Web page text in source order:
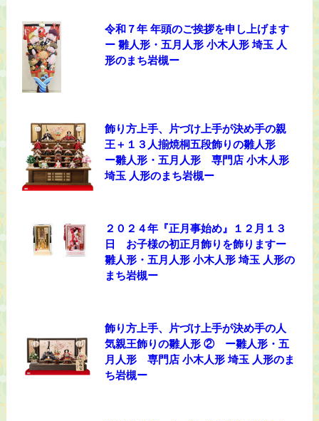
令和７年 年頭のご挨拶を申し上げます
ー 雛人形・五月人形 小木人形 埼玉 人
形のまち岩槻ー
飾り方上手、片づけ上手が決め手の親
王＋１３人揃焼桐五段飾りの雛人形
ー雛人形・五月人形 専門店 小木人形
埼玉 人形のまち岩槻ー
２０２４年『正月事始め』１２月１３
日 お子様の初正月飾りを飾りますー
雛人形・五月人形 小木人形 埼玉 人形の
まち岩槻ー
飾り方上手、片づけ上手が決め手の人
気親王飾りの雛人形 ② ー雛人形・五
月人形 専門店 小木人形 埼玉 人形のま
ち岩槻ー